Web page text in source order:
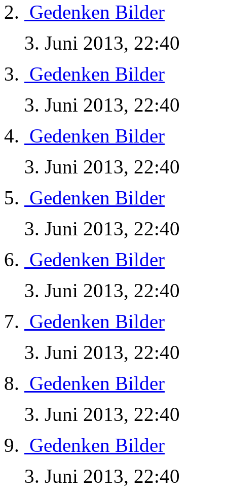
Gedenken Bilder
3. Juni 2013, 22:40
Gedenken Bilder
3. Juni 2013, 22:40
Gedenken Bilder
3. Juni 2013, 22:40
Gedenken Bilder
3. Juni 2013, 22:40
Gedenken Bilder
3. Juni 2013, 22:40
Gedenken Bilder
3. Juni 2013, 22:40
Gedenken Bilder
3. Juni 2013, 22:40
Gedenken Bilder
3. Juni 2013, 22:40